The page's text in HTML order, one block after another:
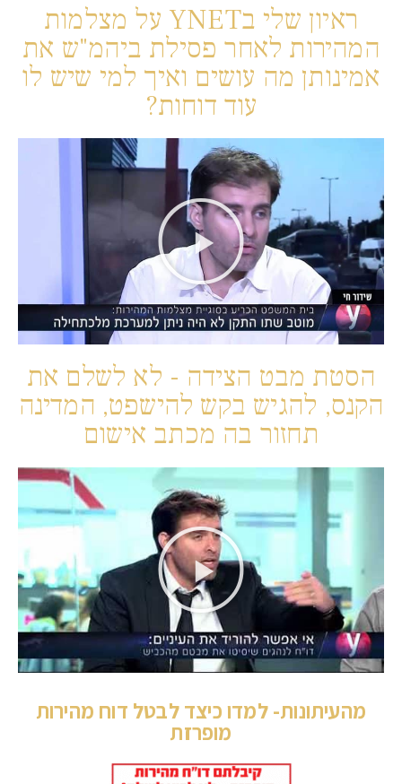
ראיון שלי בYNET על מצלמות
המהירות לאחר פסילת ביהמ"ש את
אמינותן מה עושים ואיך למי שיש לו
עוד דוחות?
הסטת מבט הצידה - לא לשלם את
הקנס, להגיש בקש להישפט, המדינה
תחזור בה מכתב אישום
מהעיתונות- למדו כיצד לבטל דוח מהירות
מופרזת